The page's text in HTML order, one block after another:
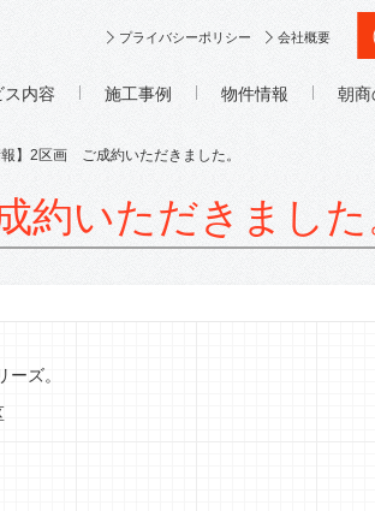
プライバシーポリシー 会社概要
ス内容 施工事例 物件情報 朝商
報】2区画 ご成約いただきました。
約いただきました
ーズ。